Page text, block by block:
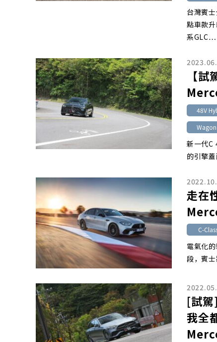
台灣賓
點車款
系GLC…
【
48V
新一代C
的引擎
走在
C-
電氣化
段，賓
[試
我全